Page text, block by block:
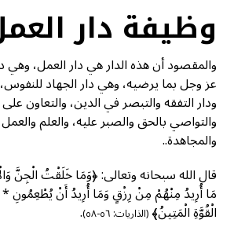
وظيفة دار
والمقصود أن هذه الدار هي دار العمل، وهي
عز وجل بما يرضيه، وهي دار الجهاد
ودار التفقه والتبصر في الدين، والتعاون على
والتواصي بالحق والصبر عليه، والعلم
والمجاهدة..
قال الله سبحانه وتعالى: ﴿وَمَا خَلَقْتُ الْجِنَّ
مَا أُرِيدُ مِنْهُمْ مِنْ رِزْقٍ وَمَا أُرِيدُ أَنْ يُطْعِمُونِ *
الْقُوَّةِ الْمَتِينُ﴾(الذاريات: ٥٦-٥٨)
.